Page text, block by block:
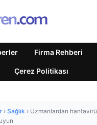
Firma Rehberi
Çerez Politikası
› Sağlık › Uzmanlardan